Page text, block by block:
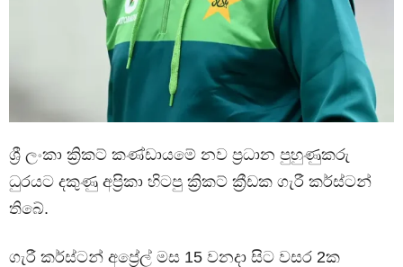
ශ්‍රී ලංකා ක්‍රිකට් කණ්ඩායමේ නව ප්‍රධාන පුහුණුකරු
ධුරයට දකුණු අප්‍රිකා හිටපු ක්‍රිකට් ක්‍රීඩක ගැරී කර්ස්ටන්
තිබේ.
ගැරී කර්ස්ටන් අප්‍රේල් මස 15 වනදා සිට වසර 2ක